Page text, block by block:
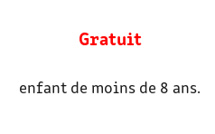
Gratuit
enfant de moins de 8 ans.